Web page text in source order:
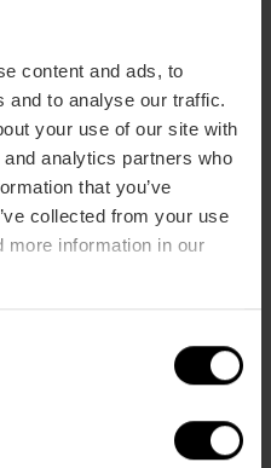
content and ads, to
and to analyse our traffic.
your use of our site with
analytics partners who
that you’ve
collected from your use
more information in our
75 € e incluye
de
rojo, degustación
de
en la boca.
no eres unfoddie
algo más
puedes
caseros al puro
pasta
podrás